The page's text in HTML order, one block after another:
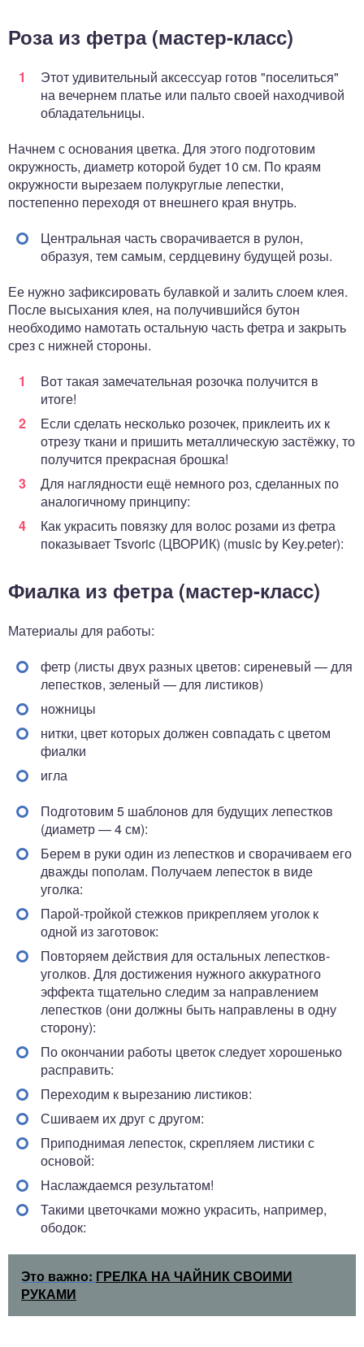
Роза из фетра (мастер-класс)
Этот удивительный аксессуар готов "поселиться"
на вечернем платье или пальто своей находчивой
обладательницы.
Начнем с основания цветка. Для этого подготовим
окружность, диаметр которой будет 10 см. По краям
окружности вырезаем полукруглые лепестки,
постепенно переходя от внешнего края внутрь.
Центральная часть сворачивается в рулон,
образуя, тем самым, сердцевину будущей розы.
Ее нужно зафиксировать булавкой и залить слоем клея.
После высыхания клея, на получившийся бутон
необходимо намотать остальную часть фетра и закрыть
срез с нижней стороны.
Вот такая замечательная розочка получится в
итоге!
Если сделать несколько розочек, приклеить их к
отрезу ткани и пришить металлическую застёжку, то
получится прекрасная брошка!
Для наглядности ещё немного роз, сделанных по
аналогичному принципу:
Как украсить повязку для волос розами из фетра
показывает Tsvoric (ЦВОРИК) (music by Key.peter):
Фиалка из фетра (мастер-класс)
Материалы для работы:
фетр (листы двух разных цветов: сиреневый — для
лепестков, зеленый — для листиков)
ножницы
нитки, цвет которых должен совпадать с цветом
фиалки
игла
Подготовим 5 шаблонов для будущих лепестков
(диаметр — 4 см):
Берем в руки один из лепестков и сворачиваем его
дважды пополам. Получаем лепесток в виде
уголка:
Парой-тройкой стежков прикрепляем уголок к
одной из заготовок:
Повторяем действия для остальных лепестков-
уголков. Для достижения нужного аккуратного
эффекта тщательно следим за направлением
лепестков (они должны быть направлены в одну
сторону):
По окончании работы цветок следует хорошенько
расправить:
Переходим к вырезанию листиков:
Сшиваем их друг с другом:
Приподнимая лепесток, скрепляем листики с
основой:
Наслаждаемся результатом!
Такими цветочками можно украсить, например,
ободок:
Это важно: ГРЕЛКА НА ЧАЙНИК СВОИМИ
РУКАМИ